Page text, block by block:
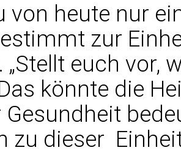
von heute nur
zur
„Stellt euch vor,
könnte die
Gesundheit
zu dieser